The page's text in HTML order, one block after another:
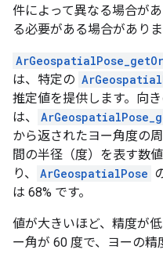
件によって異なる場合が
る必要がある場合がありま
は、特定の
推定値を提供します。向
は、
から返されたヨー角度の
間の半径（度）を表す数
り、
ArGeospatialPose
は 68% です。
値が大きいほど、精度が
ー角が 60 度で、ヨーの